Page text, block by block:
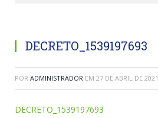
DECRETO_1539197693
POR ADMINISTRADOR EM 27 DE ABRIL DE 2021
DECRETO_1539197693